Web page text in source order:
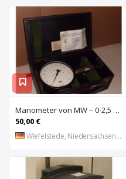
Manometer von MW – 0-2,5 bar
50,00 €
Wiefelstede, Niedersachsen, DE